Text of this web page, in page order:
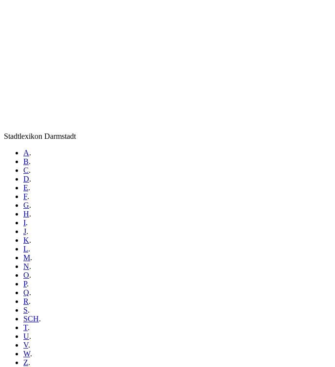
Stadtlexikon Darmstadt
A.
B.
C.
D.
E.
F.
G.
H.
I.
J.
K.
L.
M.
N.
O.
P.
Q.
R.
S.
SCH.
T.
U.
V.
W.
Z.